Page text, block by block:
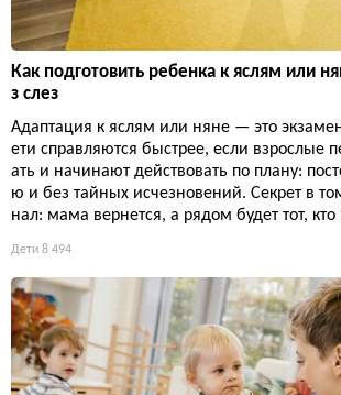
Как подготовить ребенка к яслям или
з слез
Адаптация к яслям или няне — это
ети справляются быстрее, если взрослые
ать и начинают действовать по плану:
ю и без тайных исчезновений. Секрет в
нал: мама вернется, а рядом будет тот, кто
Дети 8 494